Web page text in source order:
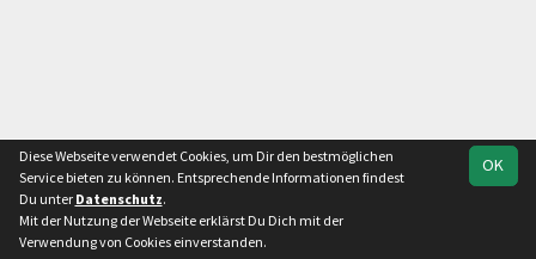
OK
Diese Webseite verwendet Cookies, um Dir den bestmöglichen
Service bieten zu können. Entsprechende Informationen findest
Du unter Datenschutz.
Mit der Nutzung der Webseite erklärst Du Dich mit der
Verwendung von Cookies einverstanden.